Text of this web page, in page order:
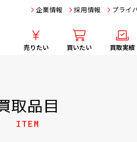
企業情報 採用情報 プライ
売りたい 買いたい 買取実績
取品目
ITEM